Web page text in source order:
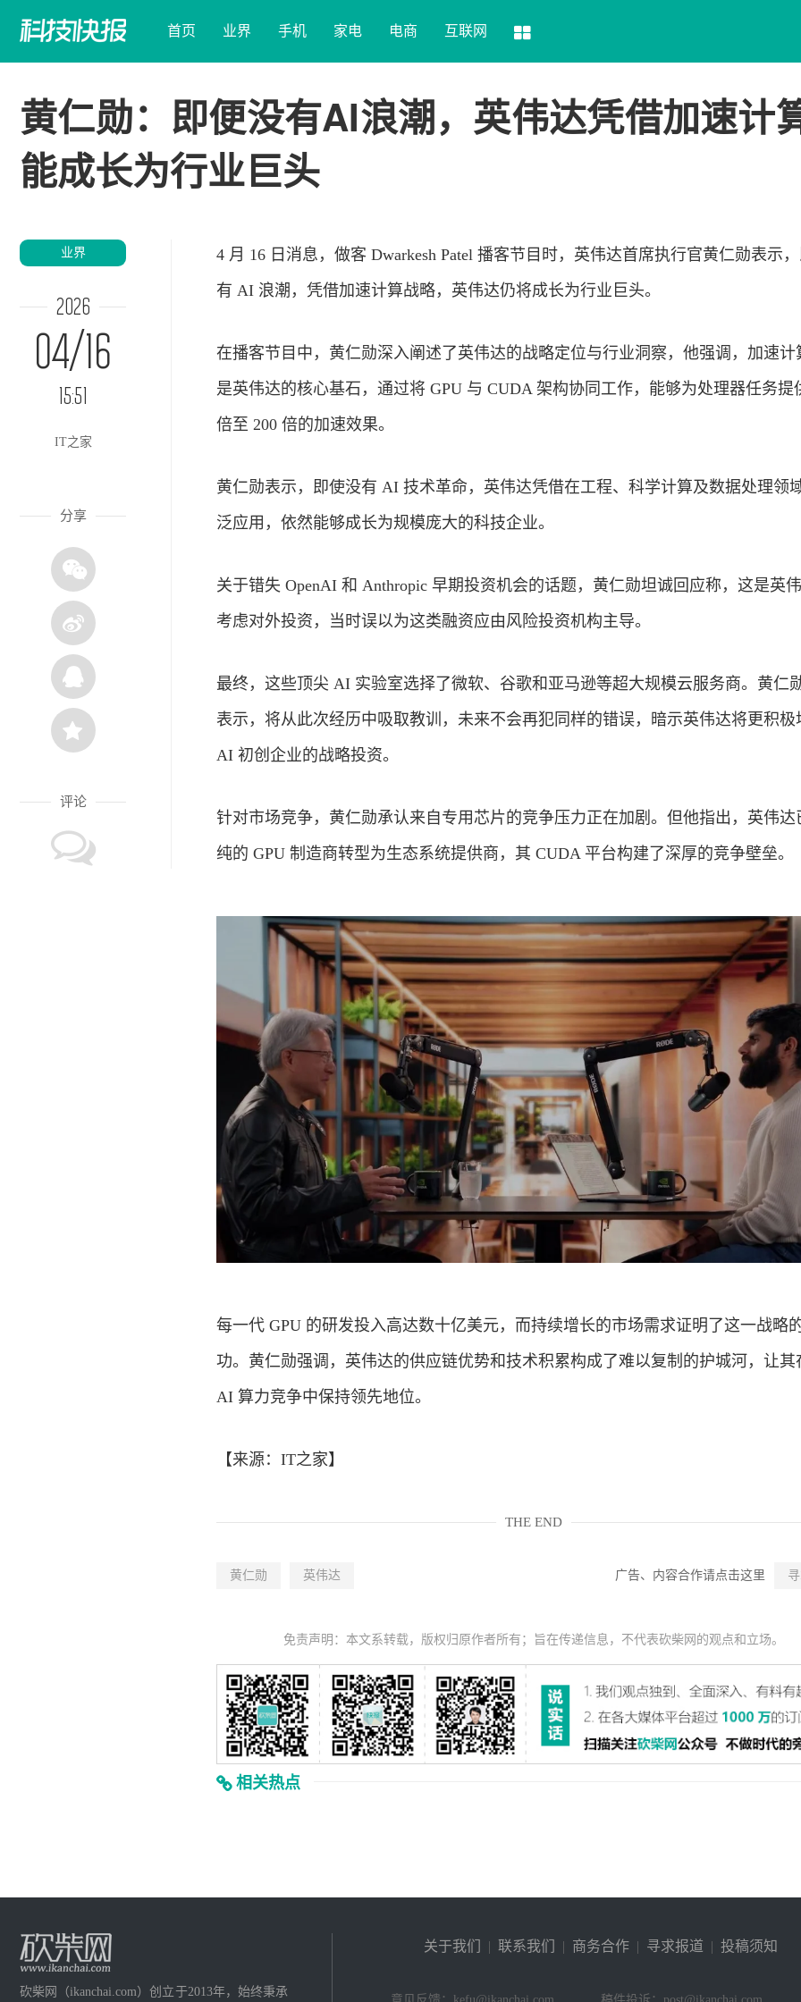
首页 业界 手机 家电 电商 互联网
黄仁勋：即便没有AI浪潮，英伟达凭借加速计
能成长为行业巨头
业界
2026
04/16
15:51
IT之家
分享
评论
4 月 16 日消息，做客 Dwarkesh Patel 播客节目时，英伟达首席执行官黄仁勋表示
有 AI 浪潮，凭借加速计算战略，英伟达仍将成长为行业巨头。
在播客节目中，黄仁勋深入阐述了英伟达的战略定位与行业洞察，他强调，加速计
是英伟达的核心基石，通过将 GPU 与 CUDA 架构协同工作，能够为处理器任务提
倍至 200 倍的加速效果。
黄仁勋表示，即使没有 AI 技术革命，英伟达凭借在工程、科学计算及数据处理领
泛应用，依然能够成长为规模庞大的科技企业。
关于错失 OpenAI 和 Anthropic 早期投资机会的话题，黄仁勋坦诚回应称，这是英
考虑对外投资，当时误以为这类融资应由风险投资机构主导。
最终，这些顶尖 AI 实验室选择了微软、谷歌和亚马逊等超大规模云服务商。黄仁
表示，将从此次经历中吸取教训，未来不会再犯同样的错误，暗示英伟达将更积极
AI 初创企业的战略投资。
针对市场竞争，黄仁勋承认来自专用芯片的竞争压力正在加剧。但他指出，英伟达
纯的 GPU 制造商转型为生态系统提供商，其 CUDA 平台构建了深厚的竞争壁垒。
每一代 GPU 的研发投入高达数十亿美元，而持续增长的市场需求证明了这一战略
功。黄仁勋强调，英伟达的供应链优势和技术积累构成了难以复制的护城河，让其
AI 算力竞争中保持领先地位。
【来源： IT之家】
THE END
广告、内容合作请点击这里
黄仁勋 英伟达
免责声明：本文系转载，版权归原作者所有；旨在传递信息，不代表砍柴网的观点和立场。
相关热点
砍柴网（ikanchai.com）创立于2013年，始终秉承
关于我们 | 联系我们 | 商务合作 | 寻求报道 | 投稿须知